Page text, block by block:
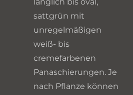
sattgrün mit
unregelmäßigen
weiß- bis
cremefarbenen
Panaschierungen. Je
nach Pflanze können